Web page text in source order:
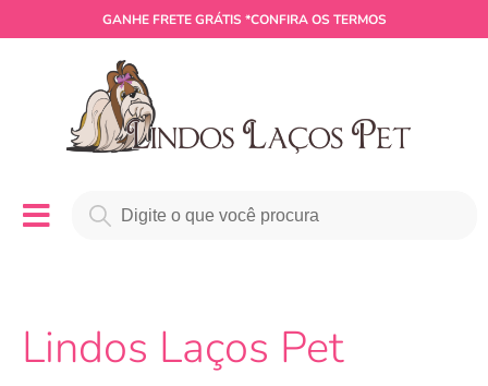
GANHE FRETE GRÁTIS *CONFIRA OS TERMOS
Lindos Laços Pet